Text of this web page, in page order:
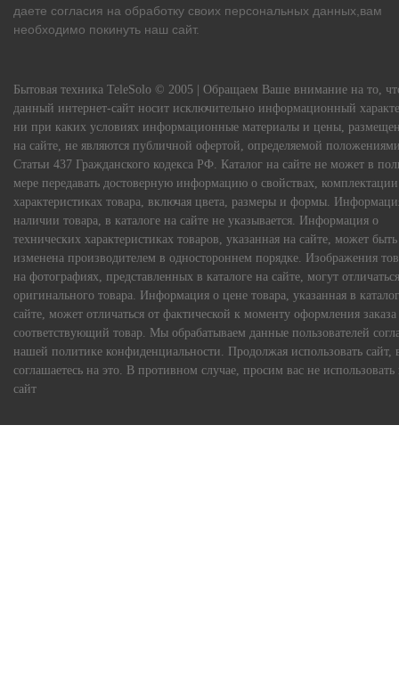
даете согласия на обработку своих персональных данных,вам
необходимо покинуть наш сайт.
Бытовая техника TeleSolo © 2005 | Обращаем Ваше внимание на то,
данный интернет-сайт носит исключительно информационный
ни при каких условиях информационные материалы и цены,
на сайте, не являются публичной офертой, определяемой
Статьи 437 Гражданского кодекса РФ. Каталог на сайте не может в
мере передавать достоверную информацию о свойствах,
характеристиках товара, включая цвета, размеры и формы.
наличии товара, в каталоге на сайте не указывается. Информация о
технических характеристиках товаров, указанная на сайте, может быть
изменена производителем в одностороннем порядке. Изображения
на фотографиях, представленных в каталоге на сайте, могут
оригинального товара. Информация о цене товара, указанная в
сайте, может отличаться от фактической к моменту оформления заказа
соответствующий товар. Мы обрабатываем данные пользователей
нашей политике конфиденциальности. Продолжая использовать сайт,
соглашаетесь на это. В противном случае, просим вас не
сайт